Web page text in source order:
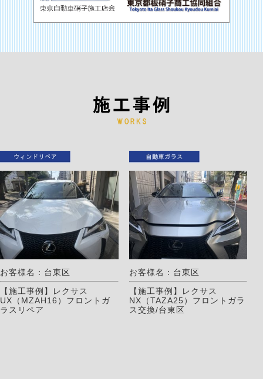
お客様名：台東区
【施工事例】レクサス
UX（MZAH16）フロントガ
ラスリペア
お客様名：台東区
【施工事例】レクサス
NX（TAZA25）フロントガラ
ス交換/台東区